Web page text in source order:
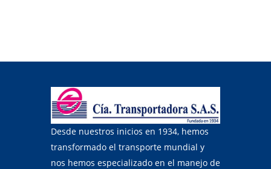
Desde nuestros inicios en 1934, hemos
transformado el transporte mundial y
nos hemos especializado en el manejo de